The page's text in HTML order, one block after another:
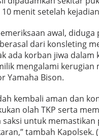
menit setelah
awal, diduga
dari konsleting
ada korban jiwa dalam
mengalami kerugian
Yamaha Bison.
kembali aman dan
olah TKP serta
saksi untuk memastikan
tambah Kapolsek.